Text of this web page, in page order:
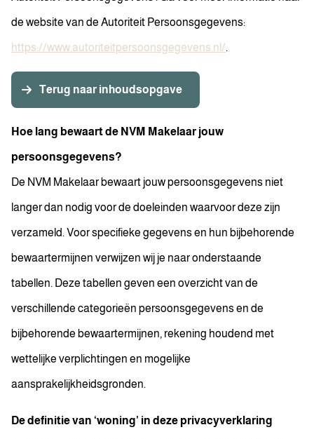
de website van de Autoriteit Persoonsgegevens:
https://www.autoriteitpersoonsgegevens.nl/.
Terug naar inhoudsopgave
Hoe lang bewaart de NVM Makelaar jouw
persoonsgegevens?
De NVM Makelaar bewaart jouw persoonsgegevens niet
langer dan nodig voor de doeleinden waarvoor deze zijn
verzameld. Voor specifieke gegevens en hun bijbehorende
bewaartermijnen verwijzen wij je naar onderstaande
tabellen. Deze tabellen geven een overzicht van de
verschillende categorieën persoonsgegevens en de
bijbehorende bewaartermijnen, rekening houdend met
wettelijke verplichtingen en mogelijke
aansprakelijkheidsgronden.
De definitie van ‘woning’ in deze privacyverklaring